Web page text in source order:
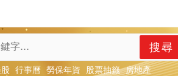
搜尋
行事曆 勞保年資 股票抽籤 房地產